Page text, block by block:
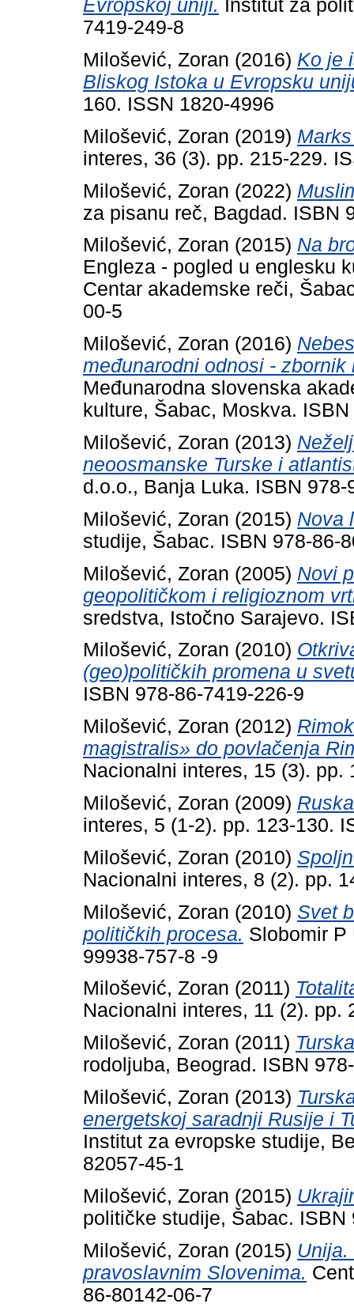
Evropskoj uniji.
Institut za
7419-249-8
Milošević, Zoran (2016) Ko je
Bliskog Istoka u Evropsku
160. ISSN 1820-4996
Milošević, Zoran (2019)
interes, 36 (3). pp. 215-229.
Milošević, Zoran (2022)
za pisanu reč, Bagdad. ISBN
Milošević, Zoran (2015) Na
Engleza - pogled u englesku
Centar akademske reči,
00-5
Milošević, Zoran (2016)
međunarodni odnosi - zbornik
Međunarodna slovenska
kulture, Šabac, Moskva.
Milošević, Zoran (2013)
neoosmanske Turske i
d.o.o., Banja Luka. ISBN 978-
Milošević, Zoran (2015) Nova
studije, Šabac. ISBN 978-86-
Milošević, Zoran (2005) Novi
geopolitičkom i religioznom
sredstva, Istočno Sarajevo.
Milošević, Zoran (2010)
(geo)političkih promena u
ISBN 978-86-7419-226-9
Milošević, Zoran (2012)
magistralis» do povlačenja
Nacionalni interes, 15 (3). pp.
Milošević, Zoran (2009)
interes, 5 (1-2). pp. 123-130.
Milošević, Zoran (2010)
Nacionalni interes, 8 (2). pp.
Milošević, Zoran (2010) Svet
političkih procesa. Slobomir P
99938-757-8 -9
Milošević, Zoran (2011)
Nacionalni interes, 11 (2). pp.
Milošević, Zoran (2011)
rodoljuba, Beograd. ISBN
Milošević, Zoran (2013)
energetskoj saradnji Rusije i
Institut za evropske studije,
82057-45-1
Milošević, Zoran (2015)
političke studije, Šabac. ISBN
Milošević, Zoran (2015) Unija.
pravoslavnim Slovenima.
86-80142-06-7